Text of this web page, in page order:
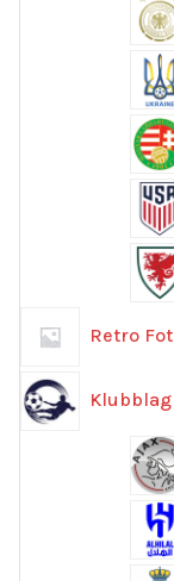
Retro
Klubblag